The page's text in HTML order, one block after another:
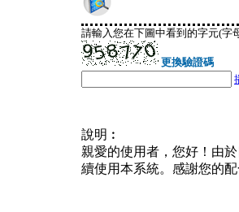
請輸入您在下圖中看到的字元(字
更換驗證碼
說明︰
親愛的使用者，您好！由
續使用本系統。感謝您的配